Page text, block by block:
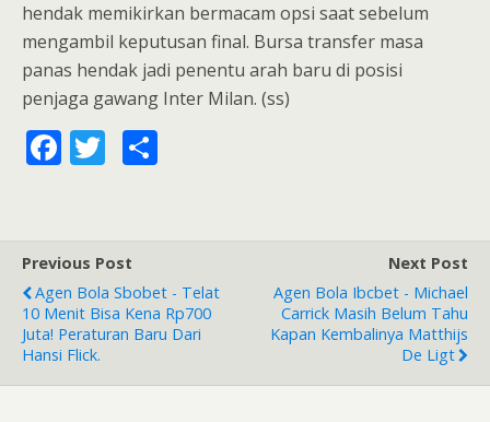
hendak memikirkan bermacam opsi saat sebelum
mengambil keputusan final. Bursa transfer masa
panas hendak jadi penentu arah baru di posisi
penjaga gawang Inter Milan. (ss)
F
b
o
o
k
T
er
Previous Post
Agen Bola Sbobet - Telat
10 Menit Bisa Kena Rp700
Juta! Peraturan Baru Dari
Hansi Flick.
Next Post
Agen Bola Ibcbet - Michael
Carrick Masih Belum Tahu
Kapan Kembalinya Matthijs
De Ligt